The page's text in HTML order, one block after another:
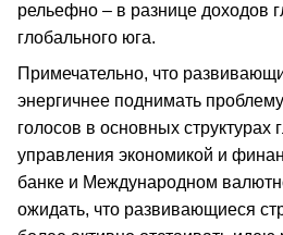
рельефно – в разнице доходов
глобального юга.
Примечательно, что
энергичнее поднимать
голосов в основных структурах
управления экономикой и
банке и Международном
ожидать, что развивающиеся